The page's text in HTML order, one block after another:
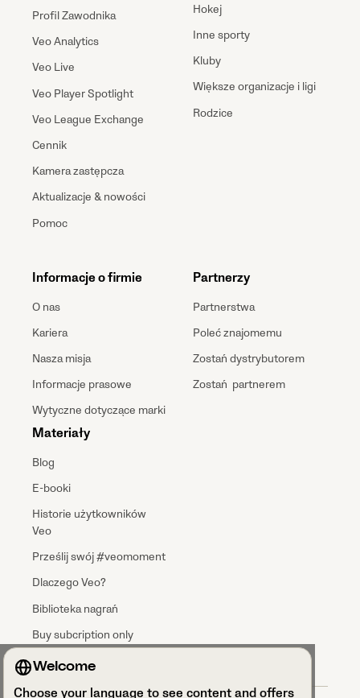
Welcome
Choose your language to see content and offers
Profil Zawodnika
Veo Analytics
Veo Live
Veo Player Spotlight
Veo League Exchange
Cennik
Kamera zastępcza
Aktualizacje & nowości
Pomoc
Hokej
Inne sporty
Kluby
Większe organizacje i ligi
Rodzice
Informacje o firmie
O nas
Kariera
Nasza misja
Informacje prasowe
Wytyczne dotyczące marki
Materiały
Blog
E-booki
Historie użytkowników
Veo
Prześlij swój #veomoment
Dlaczego Veo?
Biblioteka nagrań
Buy subcription only
Partnerzy
Partnerstwa
Poleć znajomemu
Zostań dystrybutorem
Zostań partnerem